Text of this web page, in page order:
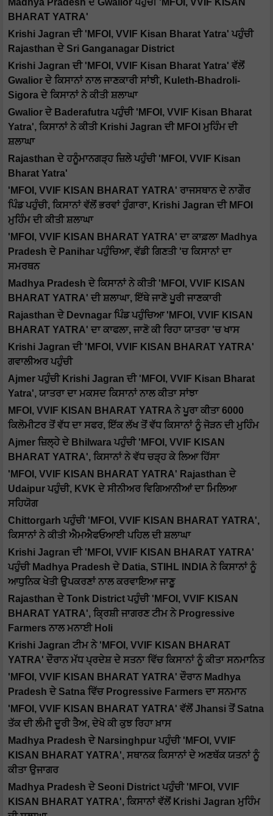
Madhya Pradesh ਦੇ Gwalior ਪਹੁੰਚੀ 'MFOI, VVIF KISAN
BHARAT YATRA'
Krishi Jagran ਦੀ 'MFOI, VVIF Kisan Bharat Yatra' ਪਹੁੰਚੀ
Rajasthan ਦੇ Sri Ganganagar District
Krishi Jagran ਦੀ 'MFOI, VVIF Kisan Bharat Yatra' ਵੱਲੋਂ
Gwalior ਦੇ ਕਿਸਾਨਾਂ ਨਾਲ ਜਾਣਕਾਰੀ ਸਾਂਝੀ, Kuleth-Bhadroli-
Sigora ਦੇ ਕਿਸਾਨਾਂ ਨੇ ਕੀਤੀ ਸ਼ਲਾਘਾ
Gwalior ਦੇ Baderafutra ਪਹੁੰਚੀ 'MFOI, VVIF Kisan Bharat
Yatra', ਕਿਸਾਨਾਂ ਨੇ ਕੀਤੀ Krishi Jagran ਦੀ MFOI ਮੁਹਿੰਮ ਦੀ
ਸ਼ਲਾਘਾ
Rajasthan ਦੇ ਹਨੂੰਮਾਨਗੜ੍ਹ ਜ਼ਿਲੇ ਪਹੁੰਚੀ 'MFOI, VVIF Kisan
Bharat Yatra'
'MFOI, VVIF KISAN BHARAT YATRA' ਰਾਜਸਥਾਨ ਦੇ ਨਾਗੌਰ
ਪਿੰਡ ਪਹੁੰਚੀ, ਕਿਸਾਨਾਂ ਵੱਲੋਂ ਭਰਵਾਂ ਹੁੰਗਾਰਾ, Krishi Jagran ਦੀ MFOI
ਮੁਹਿੰਮ ਦੀ ਕੀਤੀ ਸ਼ਲਾਘਾ
'MFOI, VVIF KISAN BHARAT YATRA' ਦਾ ਕਾਫ਼ਲਾ Madhya
Pradesh ਦੇ Panihar ਪਹੁੰਚਿਆ, ਵੱਡੀ ਗਿਣਤੀ 'ਚ ਕਿਸਾਨਾਂ ਦਾ
ਸਮਰਥਨ
Madhya Pradesh ਦੇ ਕਿਸਾਨਾਂ ਨੇ ਕੀਤੀ 'MFOI, VVIF KISAN
BHARAT YATRA' ਦੀ ਸ਼ਲਾਘਾ, ਇੱਥੇ ਜਾਣੋ ਪੂਰੀ ਜਾਣਕਾਰੀ
Rajasthan ਦੇ Devnagar ਪਿੰਡ ਪਹੁੰਚਿਆ 'MFOI, VVIF KISAN
BHARAT YATRA' ਦਾ ਕਾਫਲਾ, ਜਾਣੋ ਕੀ ਰਿਹਾ ਯਾਤਰਾ 'ਚ ਖਾਸ
Krishi Jagran ਦੀ 'MFOI, VVIF KISAN BHARAT YATRA'
ਗਵਾਲੀਅਰ ਪਹੁੰਚੀ
Ajmer ਪਹੁੰਚੀ Krishi Jagran ਦੀ 'MFOI, VVIF Kisan Bharat
Yatra', ਯਾਤਰਾ ਦਾ ਮਕਸਦ ਕਿਸਾਨਾਂ ਨਾਲ ਕੀਤਾ ਸਾਂਝਾ
MFOI, VVIF KISAN BHARAT YATRA ਨੇ ਪੂਰਾ ਕੀਤਾ 6000
ਕਿਲੋਮੀਟਰ ਤੋਂ ਵੱਧ ਦਾ ਸਫਰ, ਇੱਕ ਲੱਖ ਤੋਂ ਵੱਧ ਕਿਸਾਨਾਂ ਨੂੰ ਜੋੜਨ ਦੀ ਮੁਹਿੰਮ
Ajmer ਜ਼ਿਲ੍ਹੇ ਦੇ Bhilwara ਪਹੁੰਚੀ 'MFOI, VVIF KISAN
BHARAT YATRA', ਕਿਸਾਨਾਂ ਨੇ ਵੱਧ ਚੜ੍ਹ ਕੇ ਲਿਆ ਹਿੱਸਾ
'MFOI, VVIF KISAN BHARAT YATRA' Rajasthan ਦੇ
Udaipur ਪਹੁੰਚੀ, KVK ਦੇ ਸੀਨੀਅਰ ਵਿਗਿਆਨੀਆਂ ਦਾ ਮਿਲਿਆ
ਸਹਿਯੋਗ
Chittorgarh ਪਹੁੰਚੀ 'MFOI, VVIF KISAN BHARAT YATRA',
ਕਿਸਾਨਾਂ ਨੇ ਕੀਤੀ ਐਮਐਫਓਆਈ ਪਹਿਲ ਦੀ ਸ਼ਲਾਘਾ
Krishi Jagran ਦੀ 'MFOI, VVIF KISAN BHARAT YATRA'
ਪਹੁੰਚੀ Madhya Pradesh ਦੇ Datia, STIHL INDIA ਨੇ ਕਿਸਾਨਾਂ ਨੂੰ
ਆਧੁਨਿਕ ਖੇਤੀ ਉਪਕਰਣਾਂ ਨਾਲ ਕਰਵਾਇਆ ਜਾਣੂ
Rajasthan ਦੇ Tonk District ਪਹੁੰਚੀ 'MFOI, VVIF KISAN
BHARAT YATRA', ਕ੍ਰਿਸ਼ੀ ਜਾਗਰਣ ਟੀਮ ਨੇ Progressive
Farmers ਨਾਲ ਮਨਾਈ Holi
Krishi Jagran ਟੀਮ ਨੇ 'MFOI, VVIF KISAN BHARAT
YATRA' ਦੌਰਾਨ ਮੱਧ ਪ੍ਰਦੇਸ਼ ਦੇ ਸਤਨਾ ਵਿੱਚ ਕਿਸਾਨਾਂ ਨੂੰ ਕੀਤਾ ਸਨਮਾਨਿਤ
'MFOI, VVIF KISAN BHARAT YATRA' ਦੌਰਾਨ Madhya
Pradesh ਦੇ Satna ਵਿੱਚ Progressive Farmers ਦਾ ਸਨਮਾਨ
'MFOI, VVIF KISAN BHARAT YATRA' ਵੱਲੋਂ Jhansi ਤੋਂ Satna
ਤੱਕ ਦੀ ਲੰਮੀ ਦੂਰੀ ਤੈਅ, ਦੇਖੋ ਕੀ ਕੁਝ ਰਿਹਾ ਖ਼ਾਸ
Madhya Pradesh ਦੇ Narsinghpur ਪਹੁੰਚੀ 'MFOI, VVIF
KISAN BHARAT YATRA', ਸਥਾਨਕ ਕਿਸਾਨਾਂ ਦੇ ਅਣਥੱਕ ਯਤਨਾਂ ਨੂੰ
ਕੀਤਾ ਉਜਾਗਰ
Madhya Pradesh ਦੇ Seoni District ਪਹੁੰਚੀ 'MFOI, VVIF
KISAN BHARAT YATRA', ਕਿਸਾਨਾਂ ਵੱਲੋਂ Krishi Jagran ਮੁਹਿੰਮ